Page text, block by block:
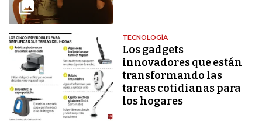
TECNOLOGÍA
Los gadgets
innovadores que están
transformando las
tareas cotidianas para
los hogares